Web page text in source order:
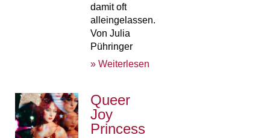
damit oft
alleingelassen.
Von Julia
Pühringer
» Weiterlesen
Queer
Joy
Princess